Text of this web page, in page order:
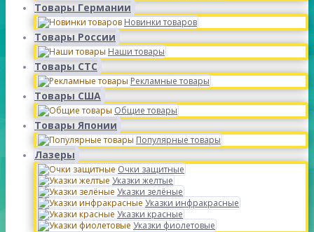
Товары Германии
Новинки товаров
Товары России
Наши товары
Товары СТС
Рекламные товары
Товары США
Общие товары
Товары Японии
Популярные товары
Лазеры
Очки защитные
Указки желтые
Указки зелёные
Указки инфракрасные
Указки красные
Указки фиолетовые